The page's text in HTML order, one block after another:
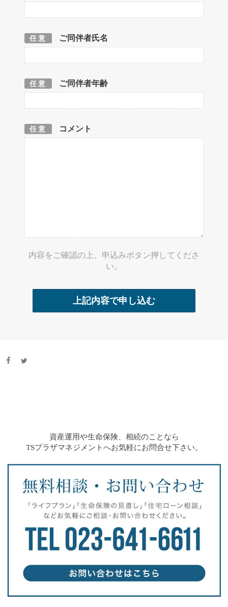
任意 ご同伴者氏名
任意 ご同伴者年齢
任意 コメント
内容をご確認の上、申込みボタン押してくださ
い。
資産運用や生命保険、相続のことなら
TSプラザマネジメントへお気軽にお問合せ下さい。